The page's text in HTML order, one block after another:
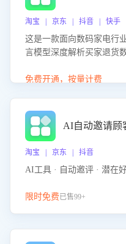
淘宝 | 京东 | 抖音 | 快手
这是一款面向数码家电行
言模型深度解析买家退货
改进建议，通过挖掘用户
免费开通，按量计费
AI自动邀请顾
淘宝 | 京东 | 抖音
AI工具 · 自动邀评 · 潜在
限时免费已售99+